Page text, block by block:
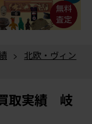
>
北欧・ヴィン
取実績 岐